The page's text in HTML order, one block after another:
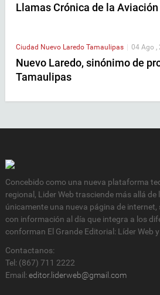
Llamas Crónica de la
Ciudad Nuevo Laredo Tamaulipas 04 Ago ,
Nuevo Laredo, sinónimo de
Tamaulipas
Concebido como una nueva plataforma
regional, Lider Web trasciende más allá
únicamente una nueva página de internet,
con información al día que integra a los
conforman El Grande Editorial: Líder Web
Contactanos:
Tel: (867) 711 2222
Email: editor.liderweb@gmail.com